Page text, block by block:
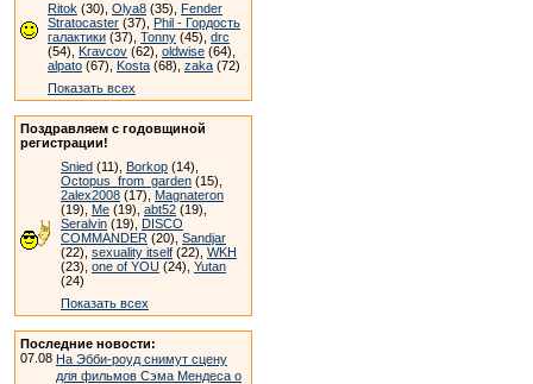
Ritok (30), Olya8 (35), Fender
Stratocaster (37), Phil - Гордость
галактики (37), Tonny (45), drc
(54), Kravcov (62), oldwise (64),
alpato (67), Kosta (68), zaka (72)
Показать всех
Поздравляем с годовщиной
регистрации!
Snied (11), Borkop (14),
Octopus_from_garden (15),
2alex2008 (17), Magnateron
(19), Me (19), abt52 (19),
Seralvin (19), DISCO
COMMANDER (20), Sandjar
(22), sexuality itself (22), WKH
(23), one of YOU (24), Yutan
(24)
Показать всех
Последние новости:
07.08 На Эбби-роуд снимут сцену
для фильмов Сэма Мендеса о